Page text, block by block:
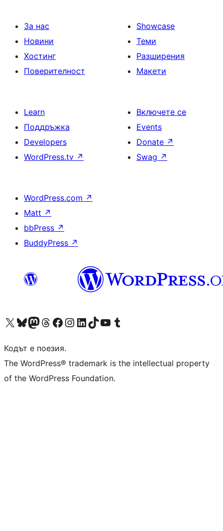
За нас
Новини
Хостинг
Поверителност
Showcase
Теми
Разширения
Макети
Learn
Поддръжка
Developers
WordPress.tv ↗
Включете се
Events
Donate ↗
Swag ↗
WordPress.com ↗
Matt ↗
bbPress ↗
BuddyPress ↗
Visit our X (formerly Twitter) account
Visit our Bluesky account
Visit our Mastodon account
Visit our Threads account
Посетете нашата страница във Facebook
Посетете нашия профил в Instagram
Посетете нашия профил в LinkedIn
Visit our TikTok account
Visit our YouTube channel
Visit our Tumblr account
Кодът е поезия.
The WordPress® trademark is the intellectual property
of the WordPress Foundation.